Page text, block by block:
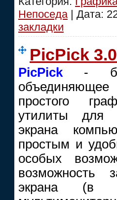
Непоседа | Дата:
закладки
PicPick
PicPick -
простого
утилиты для
экрана
простым и
особых
возможность
экрана